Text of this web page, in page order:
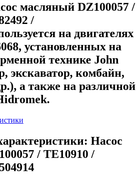
масляный DZ100057 /
/
на двигателях
установленных на
технике John
экскаватор, комбайн,
а также на различной
Насос
/ TE10910 /